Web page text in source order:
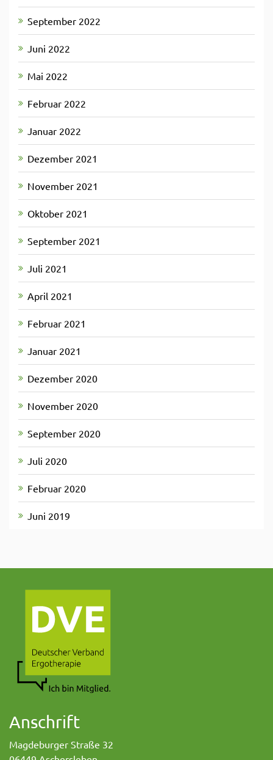
September 2022
Juni 2022
Mai 2022
Februar 2022
Januar 2022
Dezember 2021
November 2021
Oktober 2021
September 2021
Juli 2021
April 2021
Februar 2021
Januar 2021
Dezember 2020
November 2020
September 2020
Juli 2020
Februar 2020
Juni 2019
Anschrift
Magdeburger Straße 32